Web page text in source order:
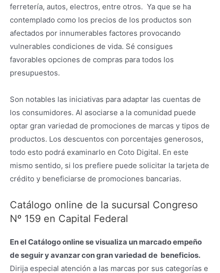
ferretería, autos, electros, entre otros. Ya que se ha
contemplado como los precios de los productos son
afectados por innumerables factores provocando
vulnerables condiciones de vida. Sé consigues
favorables opciones de compras para todos los
presupuestos.
Son notables las iniciativas para adaptar las cuentas de
los consumidores. Al asociarse a la comunidad puede
optar gran variedad de promociones de marcas y tipos de
productos. Los descuentos con porcentajes generosos,
todo esto podrá examinarlo en Coto Digital. En este
mismo sentido, si los prefiere puede solicitar la tarjeta de
crédito y beneficiarse de promociones bancarias.
Catálogo online de la sucursal Congreso
Nº 159 en Capital Federal
En el Catálogo online se visualiza un marcado empeño
de seguir y avanzar con gran variedad de beneficios.
Dirija especial atención a las marcas por sus categorías e